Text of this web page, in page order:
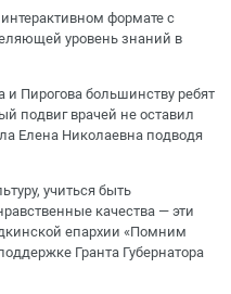
формате с
уровень знаний в
Пирогова большинству ребят
подвиг врачей не оставил
Елена Николаевна подводя
учиться быть
качества — эти
епархии «Помним
Гранта Губернатора